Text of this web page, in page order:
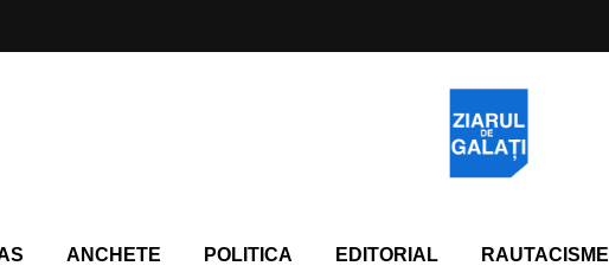
ANCHETE POLITICA EDITORIAL RAUTACISME